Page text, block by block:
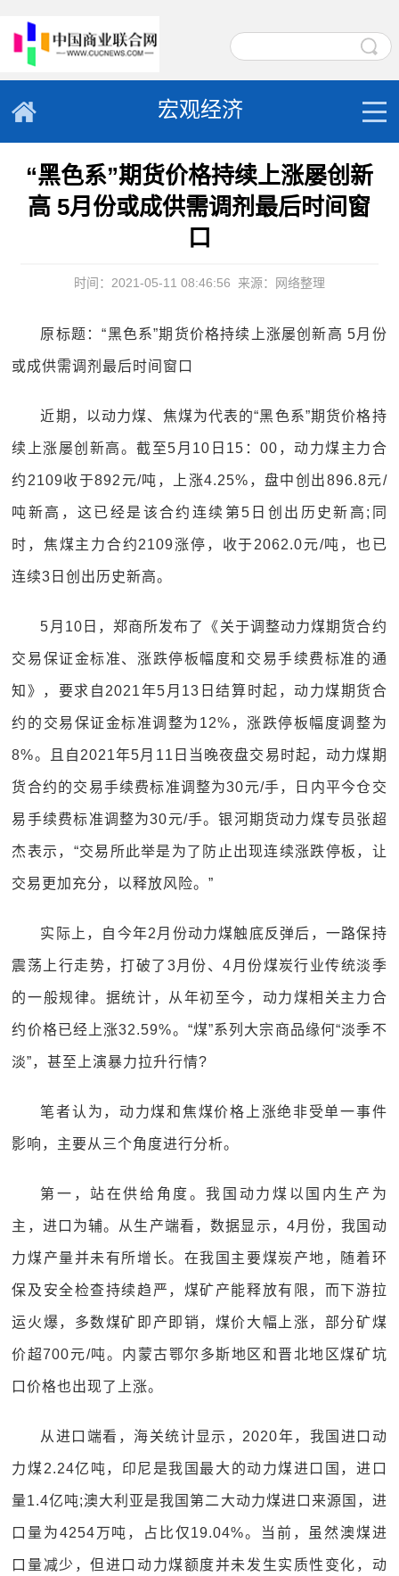
宏观经济
“黑色系”期货价格持续上涨屡创新
高 5月份或成供需调剂最后时间窗
口
时间：2021-05-11 08:46:56 来源：网络整理
原标题：“黑色系”期货价格持续上涨屡创新高 5月份
或成供需调剂最后时间窗口
近期，以动力煤、焦煤为代表的“黑色系”期货价格持
续上涨屡创新高。截至5月10日15：00，动力煤主力合
约2109收于892元/吨，上涨4.25%，盘中创出896.8元/
吨新高，这已经是该合约连续第5日创出历史新高;同
时，焦煤主力合约2109涨停，收于2062.0元/吨，也已
连续3日创出历史新高。
5月10日，郑商所发布了《关于调整动力煤期货合约
交易保证金标准、涨跌停板幅度和交易手续费标准的通
知》，要求自2021年5月13日结算时起，动力煤期货合
约的交易保证金标准调整为12%，涨跌停板幅度调整为
8%。且自2021年5月11日当晚夜盘交易时起，动力煤期
货合约的交易手续费标准调整为30元/手，日内平今仓交
易手续费标准调整为30元/手。银河期货动力煤专员张超
杰表示，“交易所此举是为了防止出现连续涨跌停板，让
交易更加充分，以释放风险。”
实际上，自今年2月份动力煤触底反弹后，一路保持
震荡上行走势，打破了3月份、4月份煤炭行业传统淡季
的一般规律。据统计，从年初至今，动力煤相关主力合
约价格已经上涨32.59%。“煤”系列大宗商品缘何“淡季不
淡”，甚至上演暴力拉升行情?
笔者认为，动力煤和焦煤价格上涨绝非受单一事件
影响，主要从三个角度进行分析。
第一，站在供给角度。我国动力煤以国内生产为
主，进口为辅。从生产端看，数据显示，4月份，我国动
力煤产量并未有所增长。在我国主要煤炭产地，随着环
保及安全检查持续趋严，煤矿产能释放有限，而下游拉
运火爆，多数煤矿即产即销，煤价大幅上涨，部分矿煤
价超700元/吨。内蒙古鄂尔多斯地区和晋北地区煤矿坑
口价格也出现了上涨。
从进口端看，海关统计显示，2020年，我国进口动
力煤2.24亿吨，印尼是我国最大的动力煤进口国，进口
量1.4亿吨;澳大利亚是我国第二大动力煤进口来源国，进
口量为4254万吨，占比仅19.04%。当前，虽然澳煤进
口量减少，但进口动力煤额度并未发生实质性变化，动